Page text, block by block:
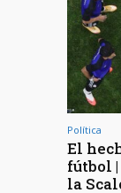
Política
El
fútbol
la